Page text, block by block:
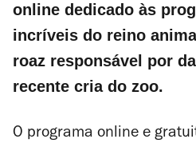
online dedicado às
incríveis do reino
roaz responsável por
recente cria do zoo.
O programa online e